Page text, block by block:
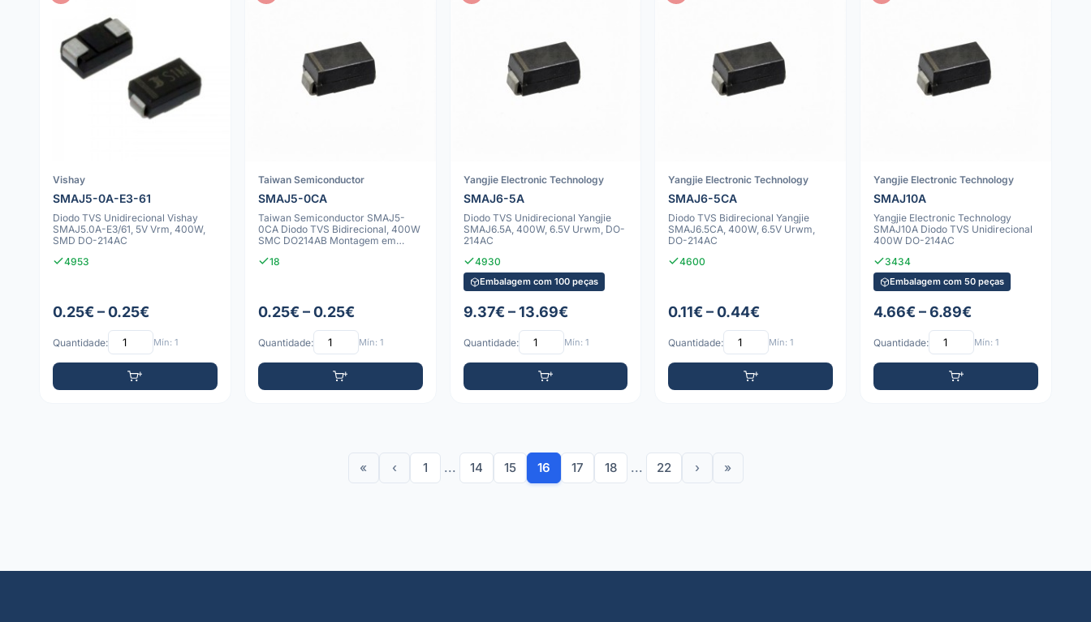
Vishay
SMAJ5-0A-E3-61
Diodo TVS Unidirecional Vishay
SMAJ5.0A-E3/61, 5V Vrm, 400W,
SMD DO-214AC
4953
0.25€ – 0.25€
Quantidade: Mín: 1
Taiwan Semiconductor
SMAJ5-0CA
Taiwan Semiconductor SMAJ5-
0CA Diodo TVS Bidirecional, 400W
SMC DO214AB Montagem em
18
0.25€ – 0.25€
Quantidade: Mín: 1
Yangjie Electronic Technology
SMAJ6-5A
Diodo TVS Unidirecional Yangjie
SMAJ6.5A, 400W, 6.5V Urwm, DO-
214AC
4930
Embalagem com 100 peças
9.37€ – 13.69€
Quantidade: Mín: 1
Yangjie Electronic Technology
SMAJ6-5CA
Diodo TVS Bidirecional Yangjie
SMAJ6.5CA, 400W, 6.5V Urwm,
DO-214AC
4600
0.11€ – 0.44€
Quantidade: Mín: 1
Yangjie Electronic Technology
SMAJ10A
Yangjie Electronic Technology
SMAJ10A Diodo TVS Unidirecional
400W DO-214AC
3434
Embalagem com 50 peças
4.66€ – 6.89€
Quantidade: Mín: 1
« ‹ 1 ... 14 15 16 17 18 ... 22 › »